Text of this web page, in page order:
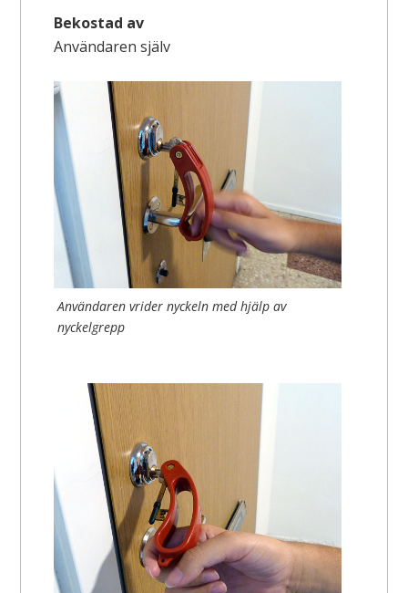
Bekostad av
Användaren själv
Användaren vrider nyckeln med hjälp av
nyckelgrepp